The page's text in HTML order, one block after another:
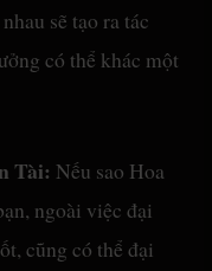
sẽ tạo ra tác
có thể khác một
Tài: Nếu sao Hoa
ngoài việc đại
cũng có thể đại